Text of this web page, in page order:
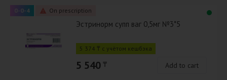
0-0-4 On prescription
Эстринорм супп ваг 0,5мг №3*5
5 374 ₸ с учётом кешбэка
5 540 ₸ Add to cart